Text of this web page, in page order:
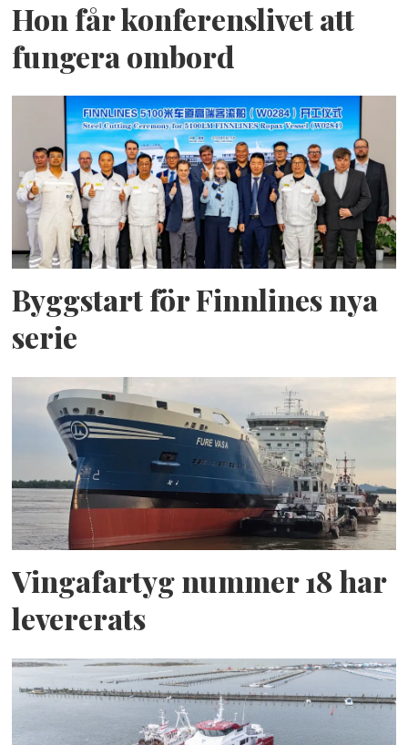
Hon får konferenslivet att
fungera ombord
Byggstart för Finnlines nya
serie
Vingafartyg nummer 18 har
levererats